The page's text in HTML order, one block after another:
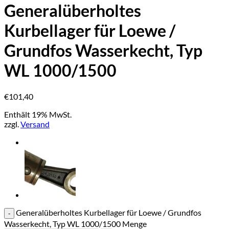
Generalüberholtes
Kurbellager für Loewe /
Grundfos Wasserkecht, Typ
WL 1000/1500
€101,40
Enthält 19% MwSt.
zzgl.Versand
Generalüberholtes Kurbellager für Loewe / Grundfos
Wasserkecht, Typ WL 1000/1500 Menge